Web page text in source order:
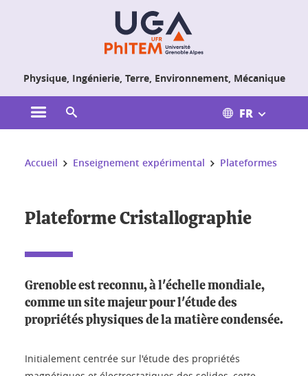
Physique, Ingénierie, Terre, Environnement, Mécanique
Ouvrir le menu principal FR
Vous êtes ici :
Accueil Enseignement expérimental Plateformes
Plateforme Cristallographie
Grenoble est reconnu, à l'échelle mondiale,
comme un site majeur pour l'étude des
propriétés physiques de la matière condensée.
Initialement centrée sur l'étude des propriétés